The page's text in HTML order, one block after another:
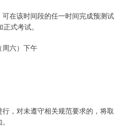
在该时间段的任一时间完成预测试
式考试。
六）下午
，对未遵守相关规范要求的，将取